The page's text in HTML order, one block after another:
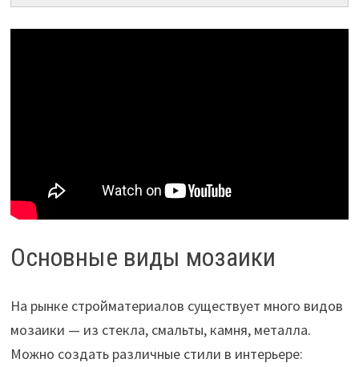
Основные виды мозаики
На рынке стройматериалов существует много видов
мозаики — из стекла, смальты, камня, металла.
Можно создать различные стили в интерьере: